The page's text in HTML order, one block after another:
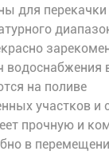
для
на поливе
участков и
прочную и
в